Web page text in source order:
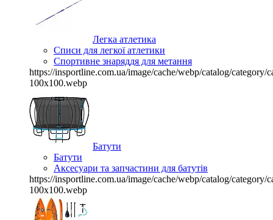
Легка атлетика
Списи для легкої атлетики
Спортивне знаряддя для метання
https://insportline.com.ua/image/cache/webp/catalog/category/
100x100.webp
Батути
Батути
Аксесуари та запчастини для батутів
https://insportline.com.ua/image/cache/webp/catalog/category/
100x100.webp